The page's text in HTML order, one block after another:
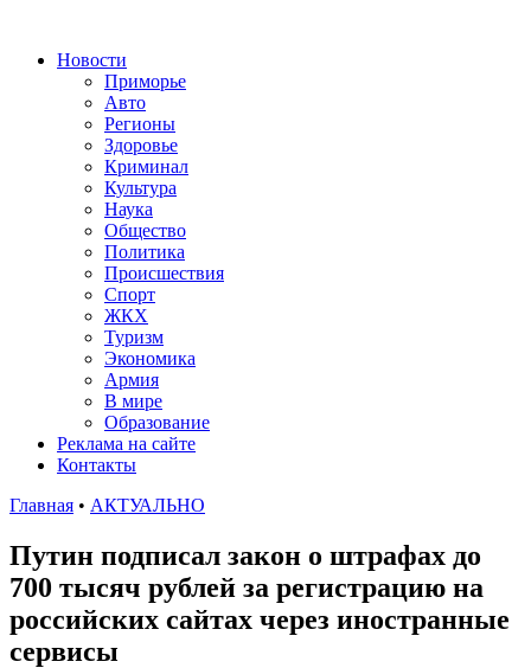
Новости
Приморье
Авто
Регионы
Здоровье
Криминал
Культура
Наука
Общество
Политика
Происшествия
Спорт
ЖКХ
Туризм
Экономика
Армия
В мире
Образование
Реклама на сайте
Контакты
Главная • АКТУАЛЬНО
Путин подписал закон о штрафах до
700 тысяч рублей за регистрацию на
российских сайтах через иностранные
сервисы